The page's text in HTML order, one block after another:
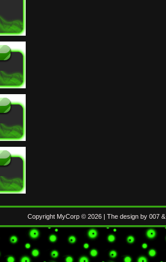
Copyright MyCorp © 2026 | The design by 007 &